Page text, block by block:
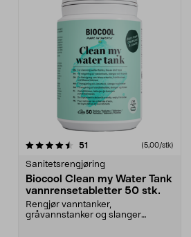
51 (5,00/stk)
Sanitetsrengjøring
Biocool Clean my Water Tank
vannrensetabletter 50 stk.
Rengjør vanntanker,
gråvannstanker og slanger
4.5 av 5 stjerner